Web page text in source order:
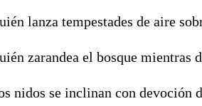
lanza tempestades de aire
zarandea el bosque mientras
nidos se inclinan con devoción